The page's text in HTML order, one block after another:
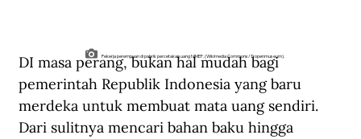
Pekerja perempuan di pabrik percetakan uang NIMEF. (Wikimedia Commons/Tropenmuseum).
DI masa perang, bukan hal mudah bagi
pemerintah Republik Indonesia yang baru
merdeka untuk membuat mata uang sendiri.
Dari sulitnya mencari bahan baku hingga